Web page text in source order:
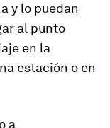
y lo puedan
al punto
en la
estación o en
a